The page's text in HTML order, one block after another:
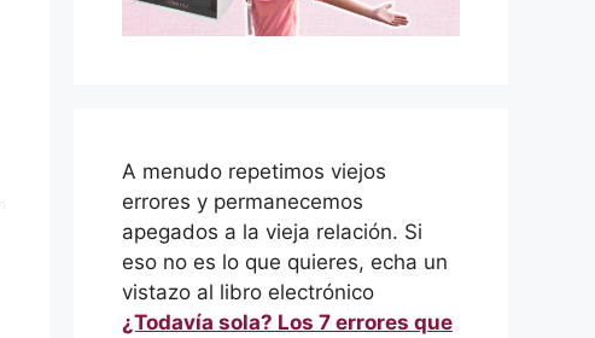
A menudo repetimos viejos
errores y permanecemos
apegados a la vieja relación. Si
eso no es lo que quieres, echa un
vistazo al libro electrónico
¿Todavía sola? Los 7 errores que